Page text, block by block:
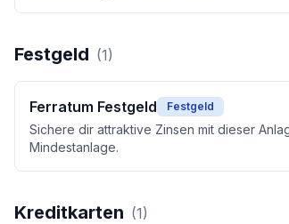
Festgeld (1)
Ferratum Festgeld Festgeld
Sichere dir attraktive Zinsen mit dieser
Mindestanlage.
Kreditkarten (1)